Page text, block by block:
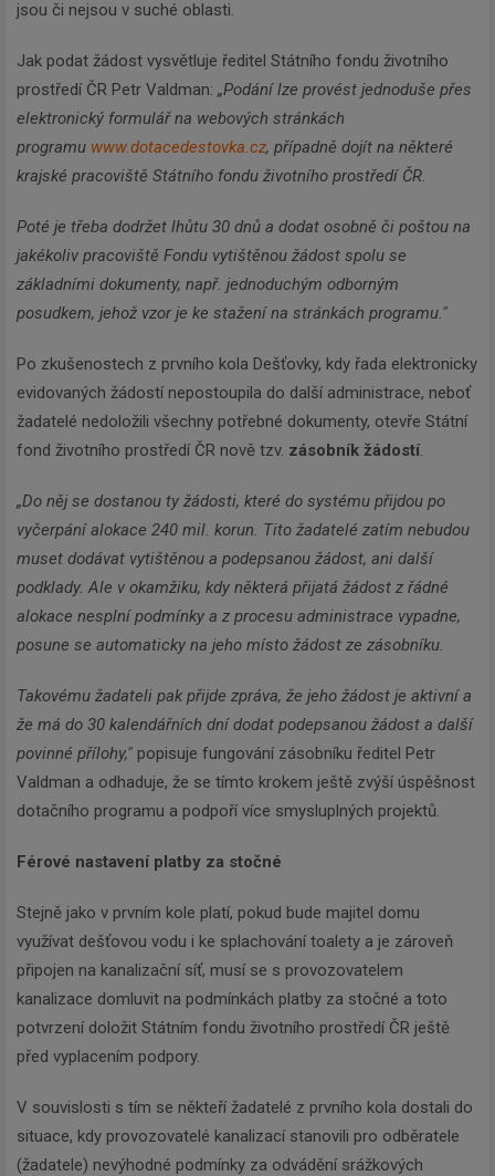
jsou či nejsou v suché oblasti.
Jak podat žádost vysvětluje ředitel Státního fondu životního
prostředí ČR Petr Valdman: „Podání lze provést jednoduše přes
elektronický formulář na webových stránkách
programu www.dotacedestovka.cz, případně dojít na některé
krajské pracoviště Státního fondu životního prostředí ČR.
Poté je třeba dodržet lhůtu 30 dnů a dodat osobně či poštou na
jakékoliv pracoviště Fondu vytištěnou žádost spolu se
základními dokumenty, např. jednoduchým odborným
posudkem, jehož vzor je ke stažení na stránkách programu."
Po zkušenostech z prvního kola Dešťovky, kdy řada elektronicky
evidovaných žádostí nepostoupila do další administrace, neboť
žadatelé nedoložili všechny potřebné dokumenty, otevře Státní
fond životního prostředí ČR nově tzv. zásobník žádostí.
„Do něj se dostanou ty žádosti, které do systému přijdou po
vyčerpání alokace 240 mil. korun. Tito žadatelé zatím nebudou
muset dodávat vytištěnou a podepsanou žádost, ani další
podklady. Ale v okamžiku, kdy některá přijatá žádost z řádné
alokace nesplní podmínky a z procesu administrace vypadne,
posune se automaticky na jeho místo žádost ze zásobníku.
Takovému žadateli pak přijde zpráva, že jeho žádost je aktivní a
že má do 30 kalendářních dní dodat podepsanou žádost a další
povinné přílohy," popisuje fungování zásobníku ředitel Petr
Valdman a odhaduje, že se tímto krokem ještě zvýší úspěšnost
dotačního programu a podpoří více smysluplných projektů.
Férové nastavení platby za stočné
Stejně jako v prvním kole platí, pokud bude majitel domu
využívat dešťovou vodu i ke splachování toalety a je zároveň
připojen na kanalizační síť, musí se s provozovatelem
kanalizace domluvit na podmínkách platby za stočné a toto
potvrzení doložit Státním fondu životního prostředí ČR ještě
před vyplacením podpory.
V souvislosti s tím se někteří žadatelé z prvního kola dostali do
situace, kdy provozovatelé kanalizací stanovili pro odběratele
(žadatele) nevýhodné podmínky za odvádění srážkových